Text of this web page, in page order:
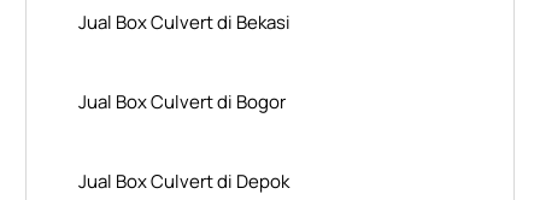
Jual Box Culvert di Bekasi
Jual Box Culvert di Bogor
Jual Box Culvert di Depok